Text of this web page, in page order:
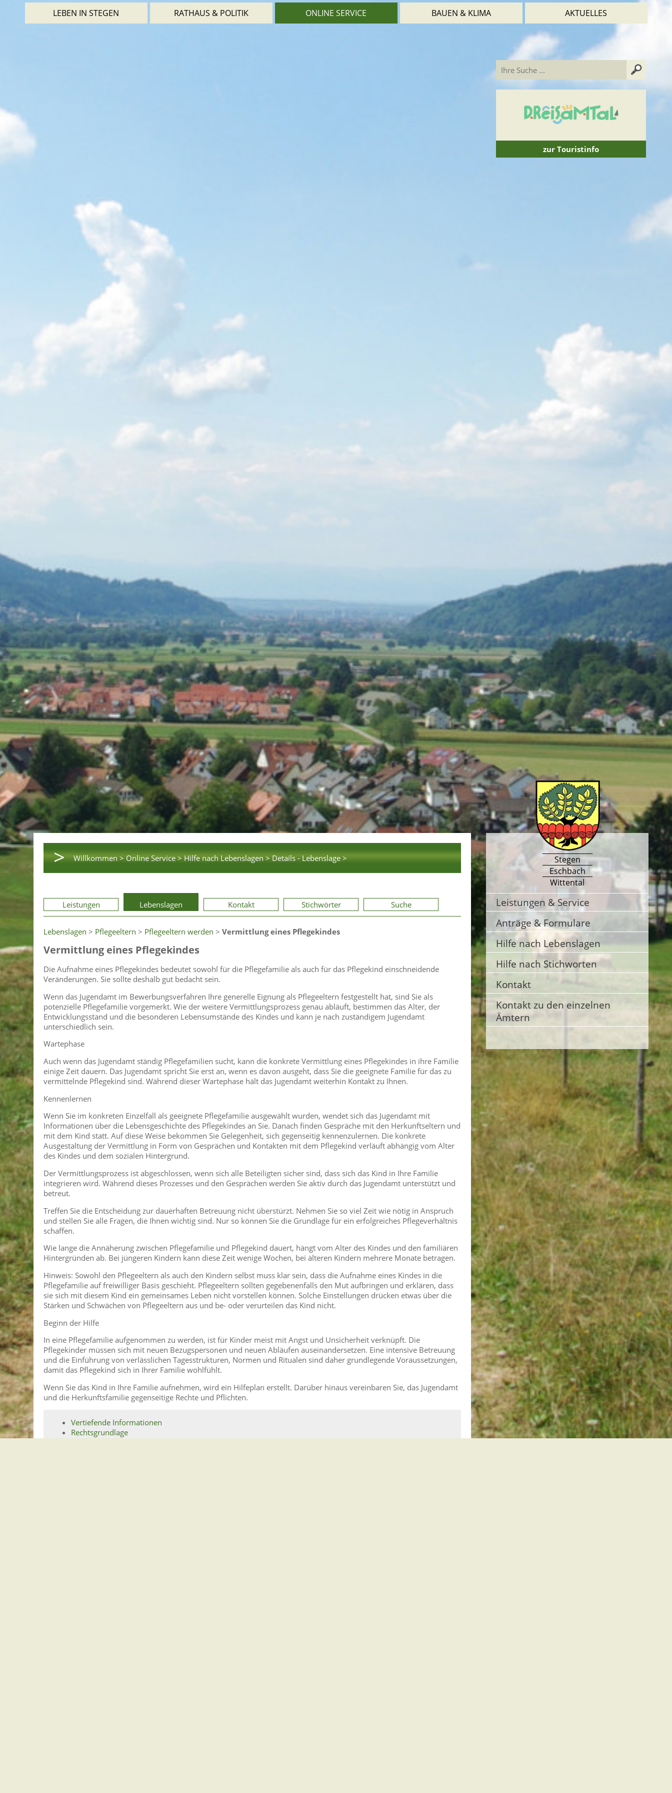
LEBEN IN STEGEN RATHAUS & POLITIK ONLINE SERVICE BAUEN & KLIMA AKTUELLES
zur Touristinfo
> Willkommen > Online Service > Hilfe nach Lebenslagen > Details - Lebenslage >
Leistungen Lebenslagen Kontakt Stichwörter Suche
Lebenslagen > Pflegeeltern > Pflegeeltern werden > Vermittlung eines Pflegekindes
Vermittlung eines Pflegekindes
Die Aufnahme eines Pflegekindes bedeutet sowohl für die Pflegefamilie als auch für das Pflegekind einschneidende
Veränderungen. Sie sollte deshalb gut bedacht sein.
Wenn das Jugendamt im Bewerbungsverfahren Ihre generelle Eignung als Pflegeeltern festgestellt hat, sind Sie als
potenzielle Pflegefamilie vorgemerkt. Wie der weitere Vermittlungsprozess genau abläuft, bestimmen das Alter, der
Entwicklungsstand und die besonderen Lebensumstände des Kindes und kann je nach zuständigem Jugendamt
unterschiedlich sein.
Wartephase
Auch wenn das Jugendamt ständig Pflegefamilien sucht, kann die konkrete Vermittlung eines Pflegekindes in ihre Familie
einige Zeit dauern. Das Jugendamt spricht Sie erst an, wenn es davon ausgeht, dass Sie die geeignete Familie für das zu
vermittelnde Pflegekind sind. Während dieser Wartephase hält das Jugendamt weiterhin Kontakt zu Ihnen.
Kennenlernen
Wenn Sie im konkreten Einzelfall als geeignete Pflegefamilie ausgewählt wurden, wendet sich das Jugendamt mit
Informationen über die Lebensgeschichte des Pflegekindes an Sie. Danach finden Gespräche mit den Herkunftseltern und
mit dem Kind statt. Auf diese Weise bekommen Sie Gelegenheit, sich gegenseitig kennenzulernen. Die konkrete
Ausgestaltung der Vermittlung in Form von Gesprächen und Kontakten mit dem Pflegekind verläuft abhängig vom Alter
des Kindes und dem sozialen Hintergrund.
Der Vermittlungsprozess ist abgeschlossen, wenn sich alle Beteiligten sicher sind, dass sich das Kind in Ihre Familie
integrieren wird. Während dieses Prozesses und den Gesprächen werden Sie aktiv durch das Jugendamt unterstützt und
betreut.
Treffen Sie die Entscheidung zur dauerhaften Betreuung nicht überstürzt. Nehmen Sie so viel Zeit wie nötig in Anspruch
und stellen Sie alle Fragen, die Ihnen wichtig sind. Nur so können Sie die Grundlage für ein erfolgreiches Pflegeverhältnis
schaffen.
Wie lange die Annäherung zwischen Pflegefamilie und Pflegekind dauert, hängt vom Alter des Kindes und den familiären
Hintergründen ab. Bei jüngeren Kindern kann diese Zeit wenige Wochen, bei älteren Kindern mehrere Monate betragen.
Hinweis: Sowohl den Pflegeeltern als auch den Kindern selbst muss klar sein, dass die Aufnahme eines Kindes in die
Pflegefamilie auf freiwilliger Basis geschieht. Pflegeeltern sollten gegebenenfalls den Mut aufbringen und erklären, dass
sie sich mit diesem Kind ein gemeinsames Leben nicht vorstellen können. Solche Einstellungen drücken etwas über die
Stärken und Schwächen von Pflegeeltern aus und be- oder verurteilen das Kind nicht.
Beginn der Hilfe
In eine Pflegefamilie aufgenommen zu werden, ist für Kinder meist mit Angst und Unsicherheit verknüpft. Die
Pflegekinder müssen sich mit neuen Bezugspersonen und neuen Abläufen auseinandersetzen. Eine intensive Betreuung
und die Einführung von verlässlichen Tagesstrukturen, Normen und Ritualen sind daher grundlegende Voraussetzungen,
damit das Pflegekind sich in Ihrer Familie wohlfühlt.
Wenn Sie das Kind in Ihre Familie aufnehmen, wird ein Hilfeplan erstellt. Darüber hinaus vereinbaren Sie, das Jugendamt
und die Herkunftsfamilie gegenseitige Rechte und Pflichten.
Vertiefende Informationen
Rechtsgrundlage
Stegen
Eschbach
Wittental
Leistungen & Service
Anträge & Formulare
Hilfe nach Lebenslagen
Hilfe nach Stichworten
Kontakt
Kontakt zu den einzelnen
Ämtern